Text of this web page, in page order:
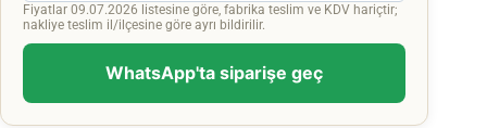
Fiyatlar 09.07.2026 listesine göre, fabrika teslim ve KDV hariçtir;
nakliye teslim il/ilçesine göre ayrı bildirilir.
WhatsApp'ta siparişe geç